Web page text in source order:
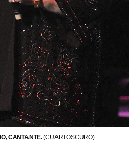
CANTANTE.(CUARTOSCURO)